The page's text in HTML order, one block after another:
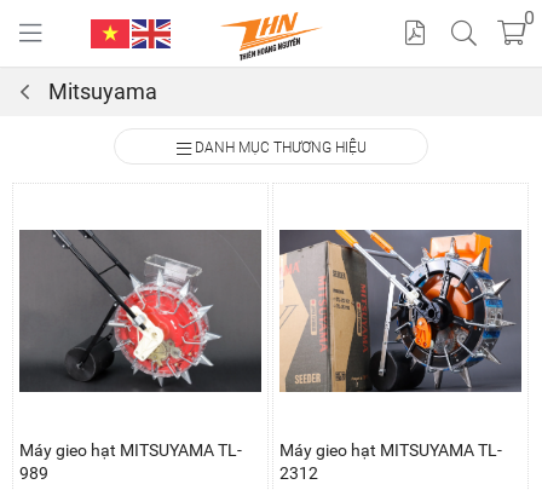
alo
0
Mitsuyama
DANH MỤC THƯƠNG HIỆU
Máy gieo hạt MITSUYAMA TL-
989
Máy gieo hạt MITSUYAMA TL-
2312